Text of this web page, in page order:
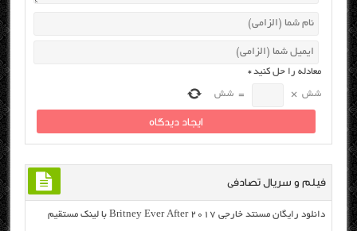
معادله را حل کنید*
شش ×
= شش
فیلم و سریال تصادفی
دانلود رایگان مسنتد خارجی Britney Ever After 2017 با لینک مستقیم